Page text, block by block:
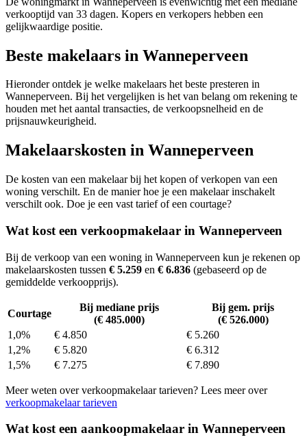
verkooptijd van 33 dagen. Kopers en verkopers hebben een
gelijkwaardige positie.
Beste makelaars in Wanneperveen
Hieronder ontdek je welke makelaars het beste presteren in
Wanneperveen. Bij het vergelijken is het van belang om rekening te
houden met het aantal transacties, de verkoopsnelheid en de
prijsnauwkeurigheid.
Makelaarskosten in Wanneperveen
De kosten van een makelaar bij het kopen of verkopen van een
woning verschilt. En de manier hoe je een makelaar inschakelt
verschilt ook. Doe je een vast tarief of een courtage?
Wat kost een verkoopmakelaar in Wanneperveen
Bij de verkoop van een woning in Wanneperveen kun je rekenen op
makelaarskosten tussen € 5.259 en € 6.836 (gebaseerd op de
gemiddelde verkoopprijs).
Courtage
Bij mediane prijs
(€ 485.000)
Bij gem. prijs
(€ 526.000)
1,0%
€ 4.850
€ 5.260
1,2%
€ 5.820
€ 6.312
1,5%
€ 7.275 € 7.890
Meer weten over verkoopmakelaar tarieven? Lees meer over
verkoopmakelaar tarieven
Wat kost een aankoopmakelaar in Wanneperveen